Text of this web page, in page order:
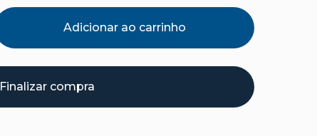
Adicionar ao carrinho
Finalizar compra